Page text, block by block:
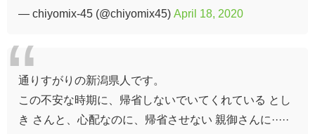
— chiyomix-45 (@chiyomix45) April 18, 2020
通りすがりの新潟県人です。
この不安な時期に、帰省しないでいてくれている とし
き さんと、心配なのに、帰省させない 親御さんに·····